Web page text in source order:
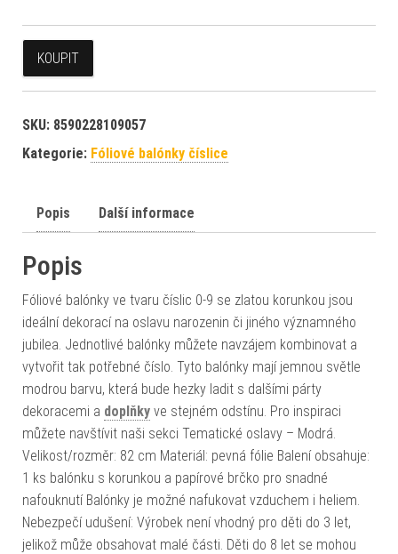
KOUPIT
SKU: 8590228109057
Kategorie: Fóliové balónky číslice
Popis Další informace
Popis
Fóliové balónky ve tvaru číslic 0-9 se zlatou korunkou jsou
ideální dekorací na oslavu narozenin či jiného významného
jubilea. Jednotlivé balónky můžete navzájem kombinovat a
vytvořit tak potřebné číslo. Tyto balónky mají jemnou světle
modrou barvu, která bude hezky ladit s dalšími párty
dekoracemi a doplňky ve stejném odstínu. Pro inspiraci
můžete navštívit naši sekci Tematické oslavy – Modrá.
Velikost/rozměr: 82 cm Materiál: pevná fólie Balení obsahuje:
1 ks balónku s korunkou a papírové brčko pro snadné
nafouknutí Balónky je možné nafukovat vzduchem i heliem.
Nebezpečí udušení: Výrobek není vhodný pro děti do 3 let,
jelikož může obsahovat malé části. Děti do 8 let se mohou